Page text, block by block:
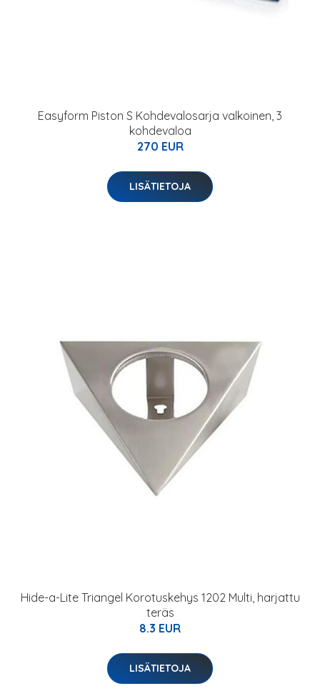
Easyform Piston S Kohdevalosarja valkoinen, 3
kohdevaloa
270 EUR
LISÄTIETOJA
Hide-a-Lite Triangel Korotuskehys 1202 Multi, harjattu
teräs
8.3 EUR
LISÄTIETOJA